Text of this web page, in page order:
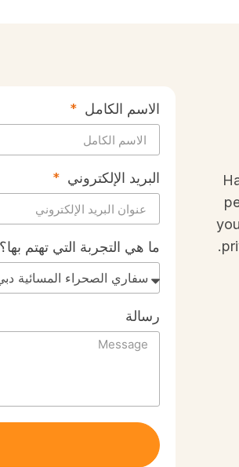
الاسم الكامل
البريد الإلكتروني
ما هي التجربة التي تهتم بها؟
رسالة